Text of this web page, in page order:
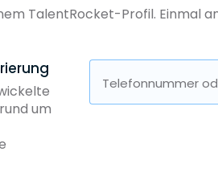
TalentRocket-Profil. Einmal
um
Telefonnummer